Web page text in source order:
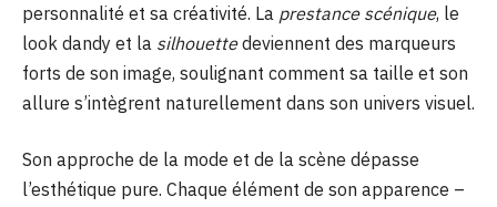
personnalité et sa créativité. La prestance scénique, le
look dandy et la silhouettedeviennent des marqueurs
forts de son image, soulignant comment sa taille et son
allure s’intègrent naturellement dans son univers visuel.
Son approche de la mode et de la scène dépasse
l’esthétique pure. Chaque élément de son apparence –